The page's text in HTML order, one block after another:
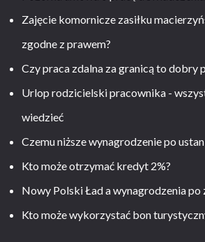
Zajęcie komornicze zasiłku
zgodne z prawem?
Czy praca zdalna za granicą to dobry
Urlop rodzicielski pracownika -
wiedzieć
Czemu niższe wynagrodzenie po
Kto może otrzymać kredyt 2%?
Nowy Polski Ład a wynagrodzenia po
Kto może wykorzystać bon